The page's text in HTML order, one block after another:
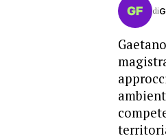
di